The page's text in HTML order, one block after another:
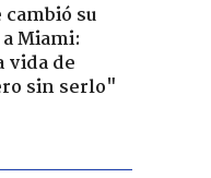
su
Miami:
vida de
sin serlo"